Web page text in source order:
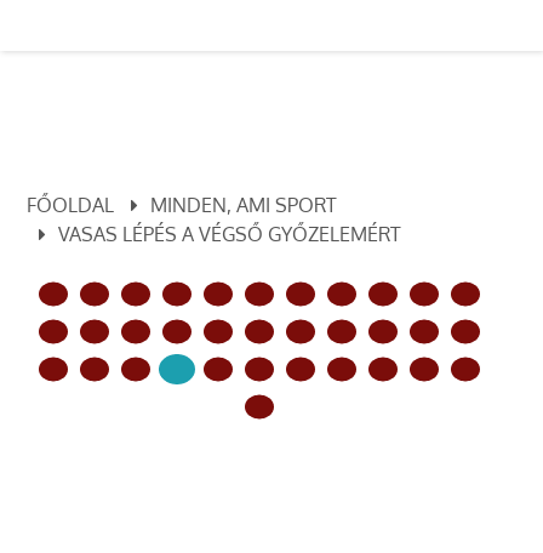
FŐOLDAL
MINDEN, AMI SPORT
VASAS LÉPÉS A VÉGSŐ GYŐZELEMÉRT